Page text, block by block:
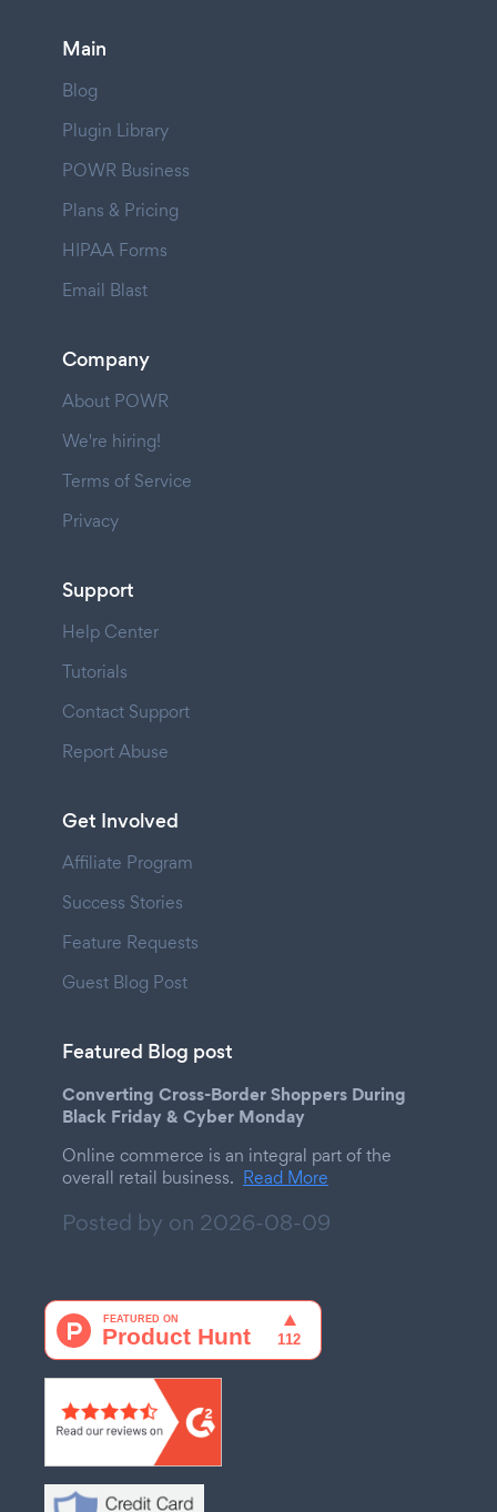
Main
Blog
Plugin Library
POWR Business
Plans & Pricing
HIPAA Forms
Email Blast
Company
About POWR
We're hiring!
Terms of Service
Privacy
Support
Help Center
Tutorials
Contact Support
Report Abuse
Get Involved
Affiliate Program
Success Stories
Feature Requests
Guest Blog Post
Featured Blog post
Converting Cross-Border Shoppers During
Black Friday & Cyber Monday
Online commerce is an integral part of the
overall retail business. Read More
Posted by on 2026-08-09